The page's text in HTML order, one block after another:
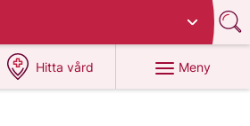
Hitta vård
på 1177.se
Meny